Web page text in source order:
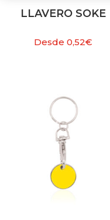
LLAVERO SOKE
Desde 0,52€